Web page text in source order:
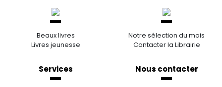
Beaux livres
Livres jeunesse
Notre sélection du mois
Contacter la Librairie
Services Nous contacter